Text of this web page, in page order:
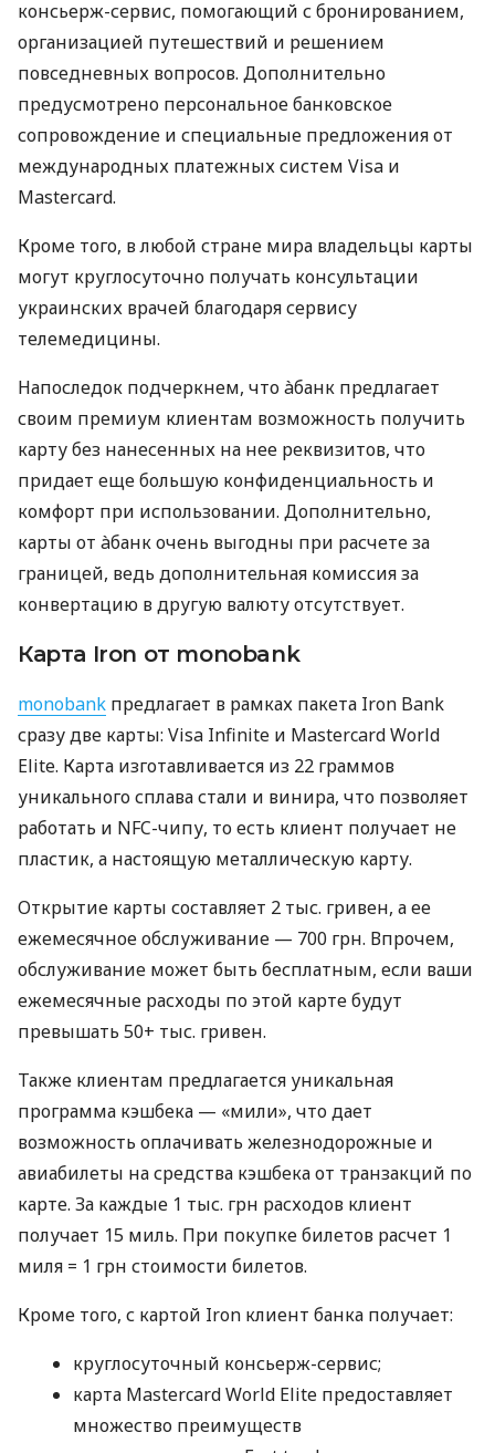
консьерж-сервис, помогающий с бронированием,
организацией путешествий и решением
повседневных вопросов. Дополнительно
предусмотрено персональное банковское
сопровождение и специальные предложения от
международных платежных систем Visa и
Mastercard.
Кроме того, в любой стране мира владельцы карты
могут круглосуточно получать консультации
украинских врачей благодаря сервису
телемедицины.
Напоследок подчеркнем, что àбанк предлагает
своим премиум клиентам возможность получить
карту без нанесенных на нее реквизитов, что
придает еще большую конфиденциальность и
комфорт при использовании. Дополнительно,
карты от àбанк очень выгодны при расчете за
границей, ведь дополнительная комиссия за
конвертацию в другую валюту отсутствует.
Карта Iron от monobank
monobank предлагает в рамках пакета Iron Bank
сразу две карты: Visa Infinite и Mastercard World
Elite. Карта изготавливается из 22 граммов
уникального сплава стали и винира, что позволяет
работать и NFC-чипу, то есть клиент получает не
пластик, а настоящую металлическую карту.
Открытие карты составляет 2 тыс. гривен, а ее
ежемесячное обслуживание — 700 грн. Впрочем,
обслуживание может быть бесплатным, если ваши
ежемесячные расходы по этой карте будут
превышать 50+ тыс. гривен.
Также клиентам предлагается уникальная
программа кэшбека — «мили», что дает
возможность оплачивать железнодорожные и
авиабилеты на средства кэшбека от транзакций по
карте. За каждые 1 тыс. грн расходов клиент
получает 15 миль. При покупке билетов расчет 1
миля = 1 грн стоимости билетов.
Кроме того, с картой Iron клиент банка получает:
круглосуточный консьерж-сервис;
карта Mastercard World Elite предоставляет
множество преимуществ